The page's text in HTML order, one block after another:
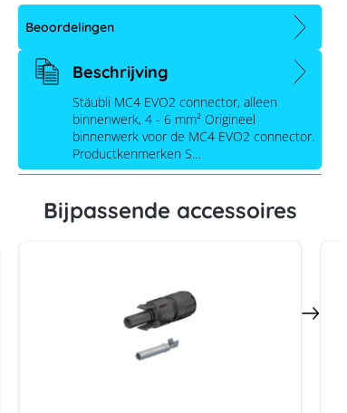
Stäubli MC4 EVO2 connector, alleen
binnenwerk, 4 - 6 mm²
Beoordelingen
Beschrijving
Stäubli MC4 EVO2 connector, alleen
binnenwerk, 4 - 6 mm² Origineel
binnenwerk voor de MC4 EVO2 connector.
Productkenmerken S…
Bijpassende accessoires